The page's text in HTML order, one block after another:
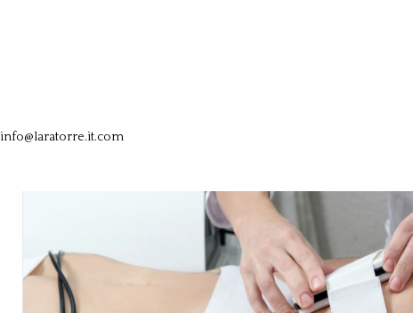
info@laratorre.it.com